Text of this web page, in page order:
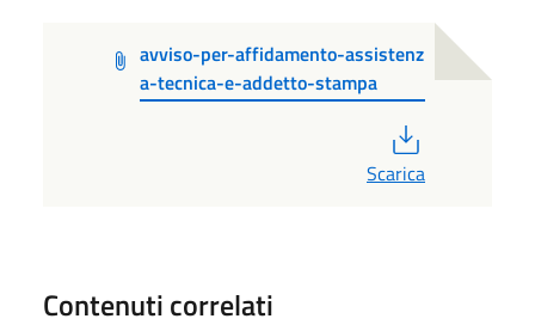
avviso-per-affidamento-assistenz
a-tecnica-e-addetto-stampa
Scarica
Contenuti correlati